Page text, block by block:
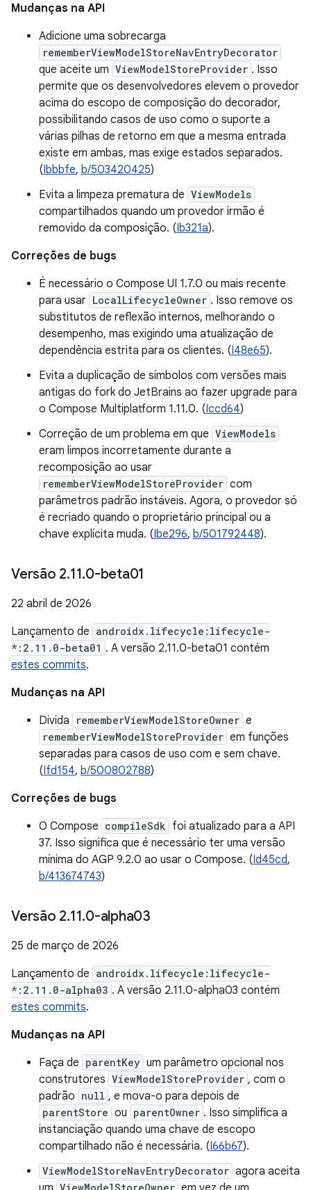
Mudanças na API
Adicione uma sobrecarga
rememberViewModelStoreNavEntryDecorator
que aceite um ViewModelStoreProvider . Isso
permite que os desenvolvedores elevem o provedor
acima do escopo de composição do decorador,
possibilitando casos de uso como o suporte a
várias pilhas de retorno em que a mesma entrada
existe em ambas, mas exige estados separados.
(Ibbbfe, b/503420425)
Evita a limpeza prematura de ViewModels
compartilhados quando um provedor irmão é
removido da composição. (Ib321a).
Correções de bugs
É necessário o Compose UI 1.7.0 ou mais recente
para usar LocalLifecycleOwner . Isso remove os
substitutos de reflexão internos, melhorando o
desempenho, mas exigindo uma atualização de
dependência estrita para os clientes. (I48e65).
Evita a duplicação de símbolos com versões mais
antigas do fork do JetBrains ao fazer upgrade para
o Compose Multiplatform 1.11.0. (Iccd64)
Correção de um problema em que ViewModels
eram limpos incorretamente durante a
recomposição ao usar
rememberViewModelStoreProvider com
parâmetros padrão instáveis. Agora, o provedor só
é recriado quando o proprietário principal ou a
chave explícita muda. (Ibe296, b/501792448).
Versão 2.11.0-beta01
22 abril de 2026
Lançamento de androidx.lifecycle:lifecycle-
*:2.11.0-beta01 . A versão 2.11.0-beta01 contém
estes commits.
Mudanças na API
Divida
rememberViewModelStoreOwner e
rememberViewModelStoreProvider em funções
separadas para casos de uso com e sem chave.
(Ifd154, b/500802788)
Correções de bugs
O Compose compileSdk foi atualizado para a API
37. Isso significa que é necessário ter uma versão
mínima do AGP 9.2.0 ao usar o Compose. (Id45cd,
b/413674743)
Versão 2.11.0-alpha03
25 de março de 2026
Lançamento de androidx.lifecycle:lifecycle-
*:2.11.0-alpha03 . A versão 2.11.0-alpha03 contém
estes commits.
Mudanças na API
Faça de parentKey um parâmetro opcional nos
construtores ViewModelStoreProvider , com o
padrão null , e mova-o para depois de
parentStore ou parentOwner . Isso simplifica a
instanciação quando uma chave de escopo
compartilhado não é necessária. (I66b67).
ViewModelStoreNavEntryDecorator agora aceita